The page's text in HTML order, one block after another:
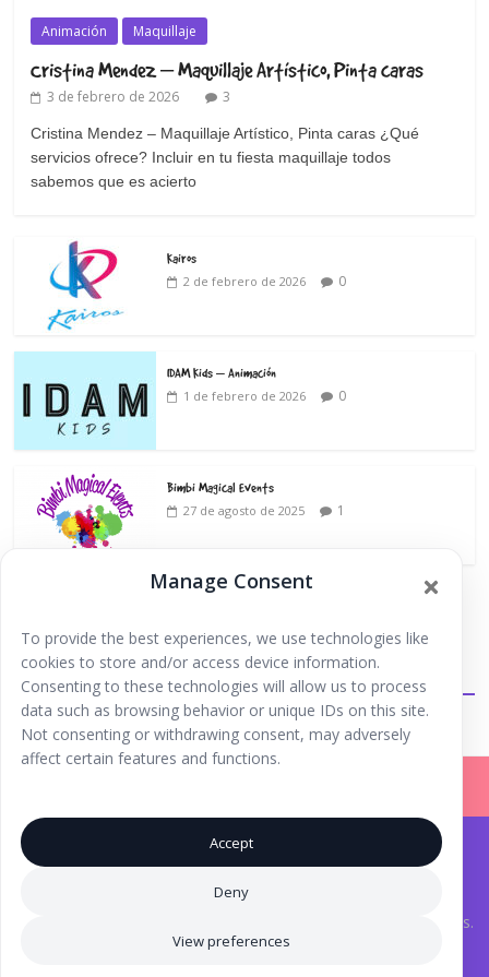
Manage Consent
To provide the best experiences, we use technologies like
cookies to store and/or access device information.
Consenting to these technologies will allow us to process
data such as browsing behavior or unique IDs on this site.
Not consenting or withdrawing consent, may adversely
affect certain features and functions.
Accept
Deny
View preferences
Animación Maquillaje
Cristina Mendez – Maquillaje Artístico, Pinta caras
3 de febrero de 2026 3
Cristina Mendez – Maquillaje Artístico, Pinta caras ¿Qué
servicios ofrece? Incluir en tu fiesta maquillaje todos
sabemos que es acierto
Kairos
2 de febrero de 2026 0
IDAM Kids – Animación
1 de febrero de 2026 0
Bimbi Magical Events
27 de agosto de 2025 1
Extraescolares
Iniciar Sesión | Registrarse |
Copyright © 2026Ibiza Fun Family. Todos los derechos
reservados.Aviso Legal
y Laura Torres.
Iconos creados por Eucalyp - Flaticon